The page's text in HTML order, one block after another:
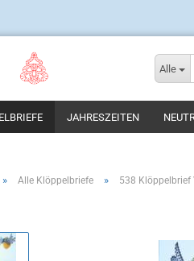
Alle
JAHRESZEITEN
» Alle Klöppelbriefe » 538 Klöppelbrief